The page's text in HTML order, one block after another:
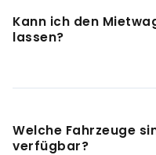
Öffnungszeiten
Kann ich den
lassen?
kontaktiere die Station
Welche Fahrzeuge
verfügbar?